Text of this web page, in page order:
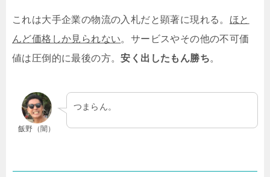
これは大手企業の物流の入札だと顕著に現れる。 ほと
んど価格しか見られない。サービスやその他の不可価
値は圧倒的に最後の方。安く出したもん勝ち。
飯野（闇）
つまらん。